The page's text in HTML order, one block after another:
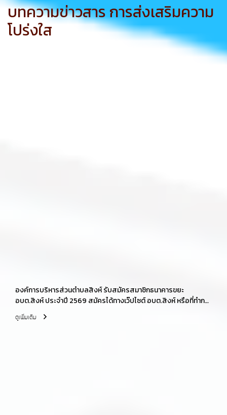
บทความข่าวสาร การส่งเสริมความ
โปร่งใส
องค์การบริหารส่วนตำบลสิงห์ รับสมัครสมาชิกธนาคารขยะ
อบต.สิงห์ ประจำปี 2569 สมัครได้ทางเว๊ปไซต์ อบต.สิงห์ หรือที่ทำการ
องค์การบริหารส่วนตำบลสิงห์ ในวันเวลาราชการ 08.30-16.30 น.
ดูเพิ่มเติม